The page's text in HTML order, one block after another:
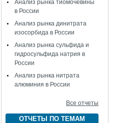
Анализ рынка тиомочевины
в России
Анализ рынка динитрата
изосорбида в России
Анализ рынка сульфида и
гидросульфида натрия в
России
Анализ рынка нитрата
алюминия в России
Все отчеты
ОТЧЕТЫ ПО ТЕМАМ